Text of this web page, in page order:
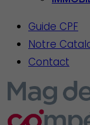
Guide CPF
Notre
Contact